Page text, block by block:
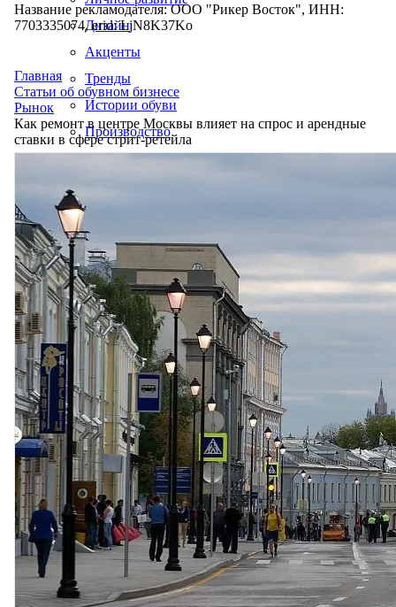
Дизайн
Акценты
Тренды
Истории обуви
Производство
Название рекламодателя: ООО "Рикер Восток", ИНН:
7703335074, erid: LjN8K37Ko
Главная
Статьи об обувном бизнесе
Рынок
Как ремонт в центре Москвы влияет на спрос и арендные
ставки в сфере стрит-ретейла